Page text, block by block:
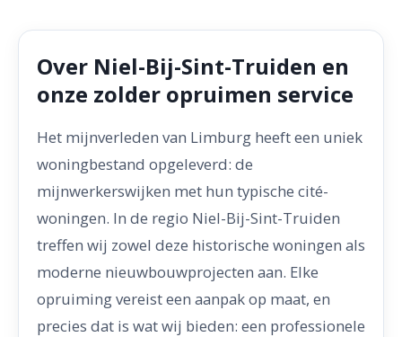
Over Niel-Bij-Sint-Truiden en
onze zolder opruimen service
Het mijnverleden van Limburg heeft een uniek
woningbestand opgeleverd: de
mijnwerkerswijken met hun typische cité-
woningen. In de regio Niel-Bij-Sint-Truiden
treffen wij zowel deze historische woningen als
moderne nieuwbouwprojecten aan. Elke
opruiming vereist een aanpak op maat, en
precies dat is wat wij bieden: een professionele